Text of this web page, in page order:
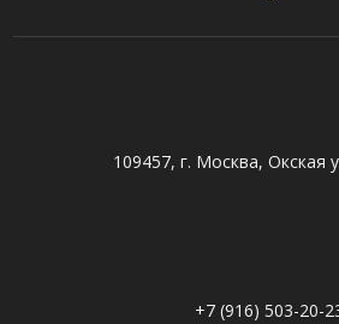
109457, г. Москва, Окская
+7 (916) 503-20-